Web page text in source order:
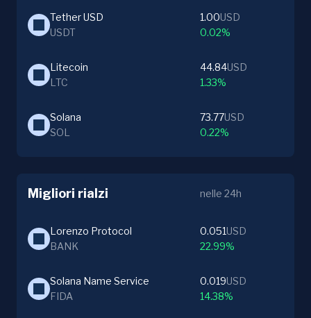
Tether USD
USDT
1.00USD
0.02%
Litecoin
LTC
44.84USD
1.33%
Solana
SOL
73.77USD
0.22%
Migliori rialzi nelle 24h
Lorenzo Protocol
BANK
0.051USD
22.99%
Solana Name Service
FIDA
0.019USD
14.38%